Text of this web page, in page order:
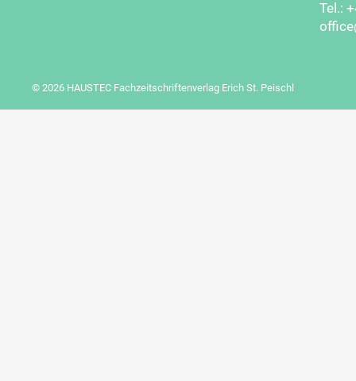
Tel.:
© 2026 HAUSTEC Fachzeitschriftenverlag Erich St. Peischl